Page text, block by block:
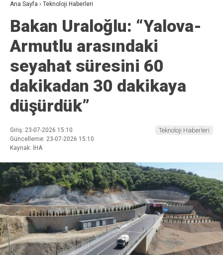
Ana Sayfa › Teknoloji Haberleri
Bakan Uraloğlu: “Yalova-
Armutlu arasındaki
seyahat süresini 60
dakikadan 30 dakikaya
düşürdük”
Giriş: 23-07-2026 15:10
Güncelleme: 23-07-2026 15:10
Kaynak: İHA
Teknoloji Haberleri